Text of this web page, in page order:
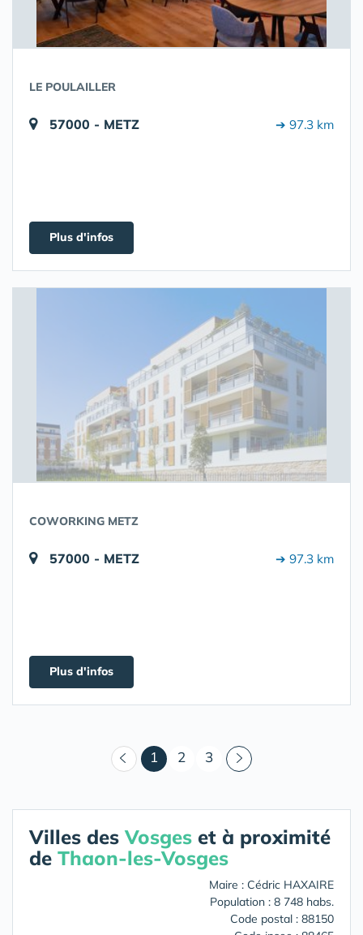
LE POULAILLER
57000 - METZ ➔ 97.3 km
Plus d'infos
COWORKING METZ
57000 - METZ ➔ 97.3 km
Plus d'infos
1 (courant)
2 3
Villes desVosges et à proximité
de Thaon-les-Vosges
Maire : Cédric HAXAIRE
Population : 8 748 habs.
Code postal : 88150